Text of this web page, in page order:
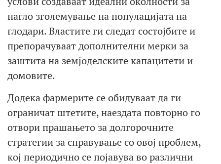
нагло зголемување на популацијата на
глодари. Властите ги следат состојбите и
препорачуваат дополнителни мерки за
заштита на земјоделските капацитети и
домовите.
Додека фармерите се обидуваат да ги
ограничат штетите, наездата повторно го
отвори прашањето за долгорочните
стратегии за справување со овој проблем,
кој периодично се појавува во различни